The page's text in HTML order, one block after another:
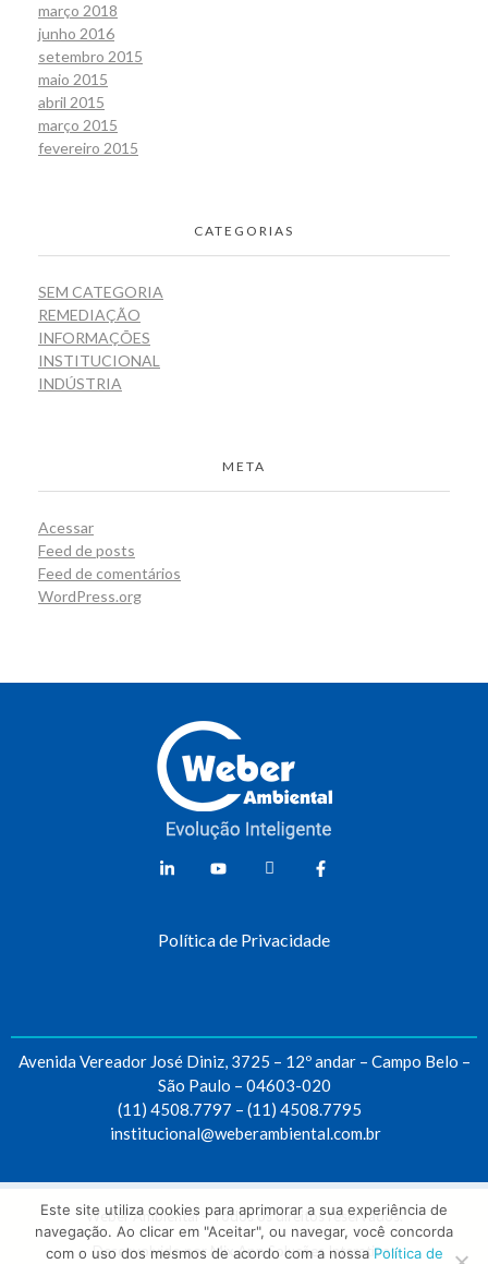
março 2018
junho 2016
setembro 2015
maio 2015
abril 2015
março 2015
fevereiro 2015
CATEGORIAS
SEM CATEGORIA
REMEDIAÇÃO
INFORMAÇÕES
INSTITUCIONAL
INDÚSTRIA
META
Acessar
Feed de posts
Feed de comentários
WordPress.org
Política de Privacidade
Avenida Vereador José Diniz, 3725 – 12º andar – Campo Belo –
São Paulo – 04603-020
(11) 4508.7797 – (11) 4508.7795
institucional@weberambiental.com.br
Weber Ambiental – Todos os direitos reservados.
Desenvolvido por Mix App Soluções Interativas
Este site utiliza cookies para aprimorar a sua experiência de
navegação. Ao clicar em "Aceitar", ou navegar, você concorda
com o uso dos mesmos de acordo com a nossa Política de